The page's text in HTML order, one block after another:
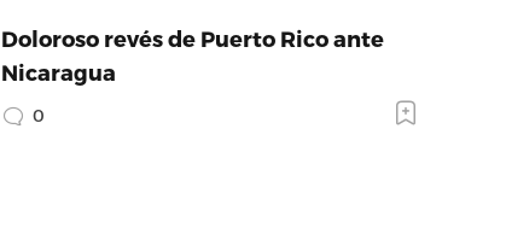
Doloroso revés de Puerto Rico ante
Nicaragua
0